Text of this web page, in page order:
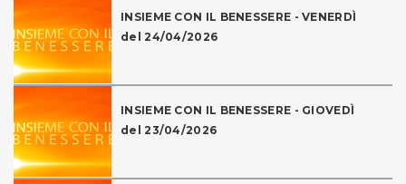
INSIEME CON IL BENESSERE - VENERDÌ
del 24/04/2026
INSIEME CON IL BENESSERE - GIOVEDÌ
del 23/04/2026